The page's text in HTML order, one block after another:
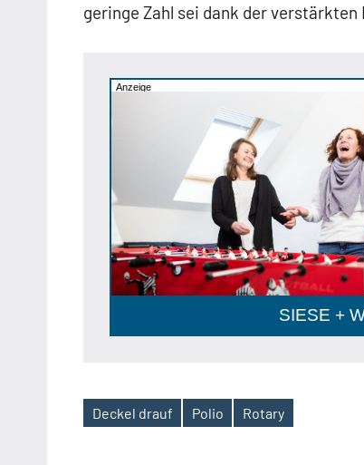
geringe Zahl sei dank der
Anzeige
SIESE +
Schlagwörter
Deckel drauf Polio Rotary